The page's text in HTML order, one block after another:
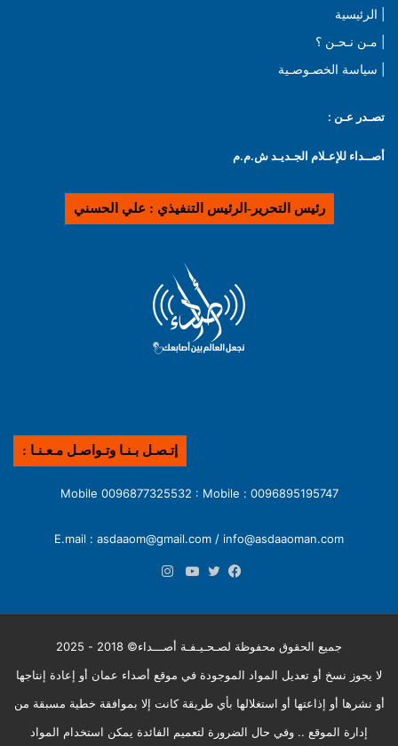
| الرئيسية
| مـن نـحـن ؟
| سياسة الخصـوصـية
تصـدر عـن :
أصــداء للإعـلام الجـديـد ش.م.م
رئيس التحرير-الرئيس التنفيذي : علي الحسني
إتـصـل بـنـا وتـواصـل مـعـنـا :
0096895195747 : Mobile 0096877325532 : Mobile
E.mail : asdaaom@gmail.com / info@asdaaoman.com
جميع الحقوق محفوظة لصـحـيـفـة أصـــداء© 2018 - 2025
لا يجوز نسخ أو تعديل المواد الموجودة في موقع أصداء عمان أو إعادة إنتاجها
أو نشرها أو إذاعتها أو استغلالها بأي طريقة كانت إلا بموافقة خطية مسبقة من
إدارة الموقع .. وفي حال الضرورة لتعميم الفائدة يمكن استخدام المواد